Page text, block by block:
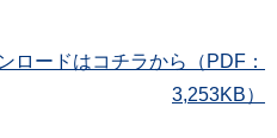
ロードはコチラから（PDF：
3,253KB）